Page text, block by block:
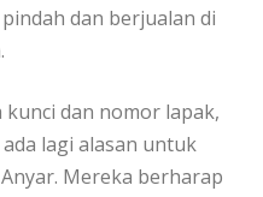
dan berjualan di
dan nomor lapak,
lagi alasan untuk
Mereka berharap